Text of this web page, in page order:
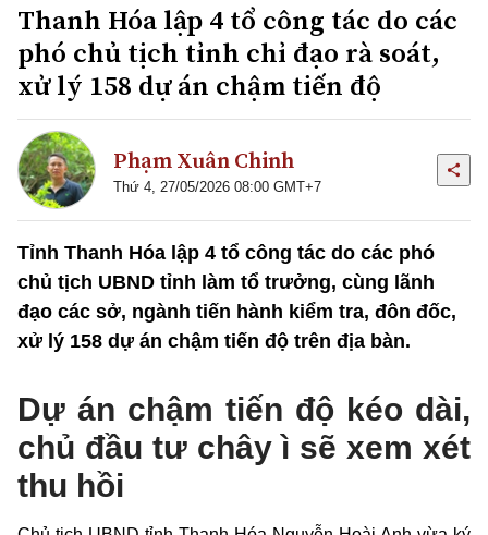
Thanh Hóa lập 4 tổ công tác do các
phó chủ tịch tỉnh chỉ đạo rà soát,
xử lý 158 dự án chậm tiến độ
Phạm Xuân Chinh
Thứ 4, 27/05/2026 08:00 GMT+7
Tỉnh Thanh Hóa lập 4 tổ công tác do các phó
chủ tịch UBND tỉnh làm tổ trưởng, cùng lãnh
đạo các sở, ngành tiến hành kiểm tra, đôn đốc,
xử lý 158 dự án chậm tiến độ trên địa bàn.
Dự án chậm tiến độ kéo dài,
chủ đầu tư chây ì sẽ xem xét
thu hồi